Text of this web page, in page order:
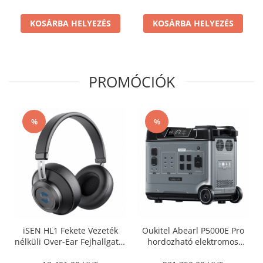
PECRON PV200 Hordozható
Napelemes Panel, 200W
KOSÁRBA HELYEZÉS KOSÁRBA HELYEZÉS
PROMÓCIÓK
%
iSEN HL1 Fekete Vezeték
nélküli Over-Ear Fejhallgató,
%
Oukitel Abearl P5000E Pro
hordozható elektromos